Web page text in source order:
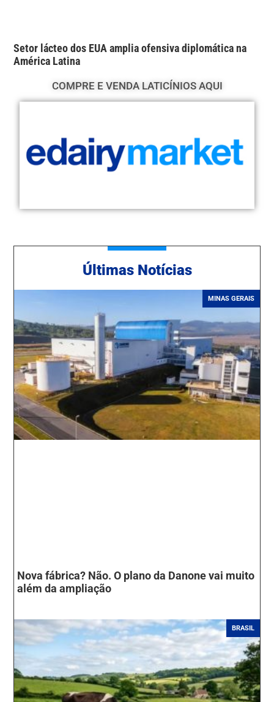
Setor lácteo dos EUA amplia ofensiva diplomática na
América Latina
COMPRE E VENDA LATICÍNIOS AQUI
Últimas Notícias
MINAS GERAIS
Nova fábrica? Não. O plano da Danone vai muito
além da ampliação
BRASIL